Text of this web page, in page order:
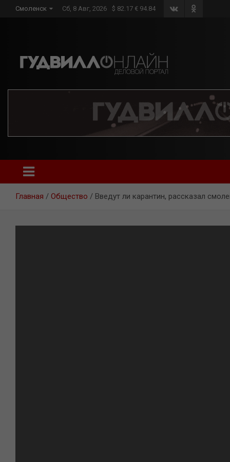
Смоленск Сб, 8 Авг, 2026 $ 82.17 € 94.84
Главная Общество Введут ли карантин, рассказал